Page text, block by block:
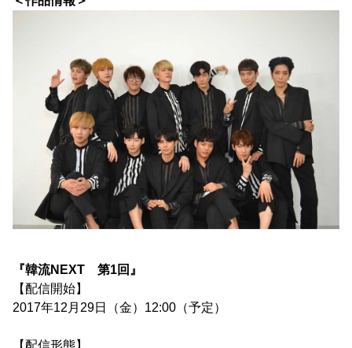
『韓流NEXT 第1回』
【配信開始】
2017年12月29日（金）12:00（予定）
【配信形態】